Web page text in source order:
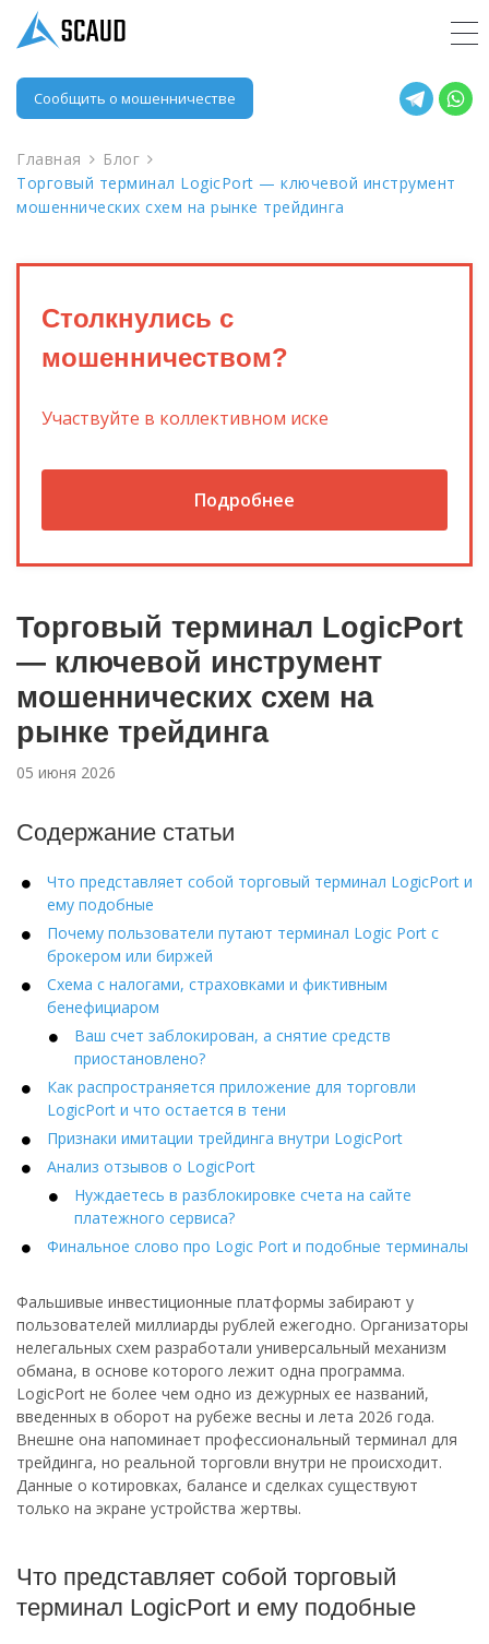
Сообщить о мошенничестве
Главная
Блог
Торговый терминал LogicPort — ключевой инструмент
мошеннических схем на рынке трейдинга
Столкнулись с
мошенничеством?
Участвуйте в коллективном иске
Подробнее
Торговый терминал LogicPort
— ключевой инструмент
мошеннических схем на
рынке трейдинга
05 июня 2026
Содержание статьи
Что представляет собой торговый терминал LogicPort и
ему подобные
Почему пользователи путают терминал Logic Port с
брокером или биржей
Схема с налогами, страховками и фиктивным
бенефициаром
Ваш счет заблокирован, а снятие средств
приостановлено?
Как распространяется приложение для торговли
LogicPort и что остается в тени
Признаки имитации трейдинга внутри LogicPort
Анализ отзывов о LogicPort
Нуждаетесь в разблокировке счета на сайте
платежного сервиса?
Финальное слово про Logic Port и подобные терминалы
Фальшивые инвестиционные платформы забирают у
пользователей миллиарды рублей ежегодно. Организаторы
нелегальных схем разработали универсальный механизм
обмана, в основе которого лежит одна программа.
LogicPort не более чем одно из дежурных ее названий,
введенных в оборот на рубеже весны и лета 2026 года.
Внешне она напоминает профессиональный терминал для
трейдинга, но реальной торговли внутри не происходит.
Данные о котировках, балансе и сделках существуют
только на экране устройства жертвы.
Что представляет собой торговый
терминал LogicPort и ему подобные